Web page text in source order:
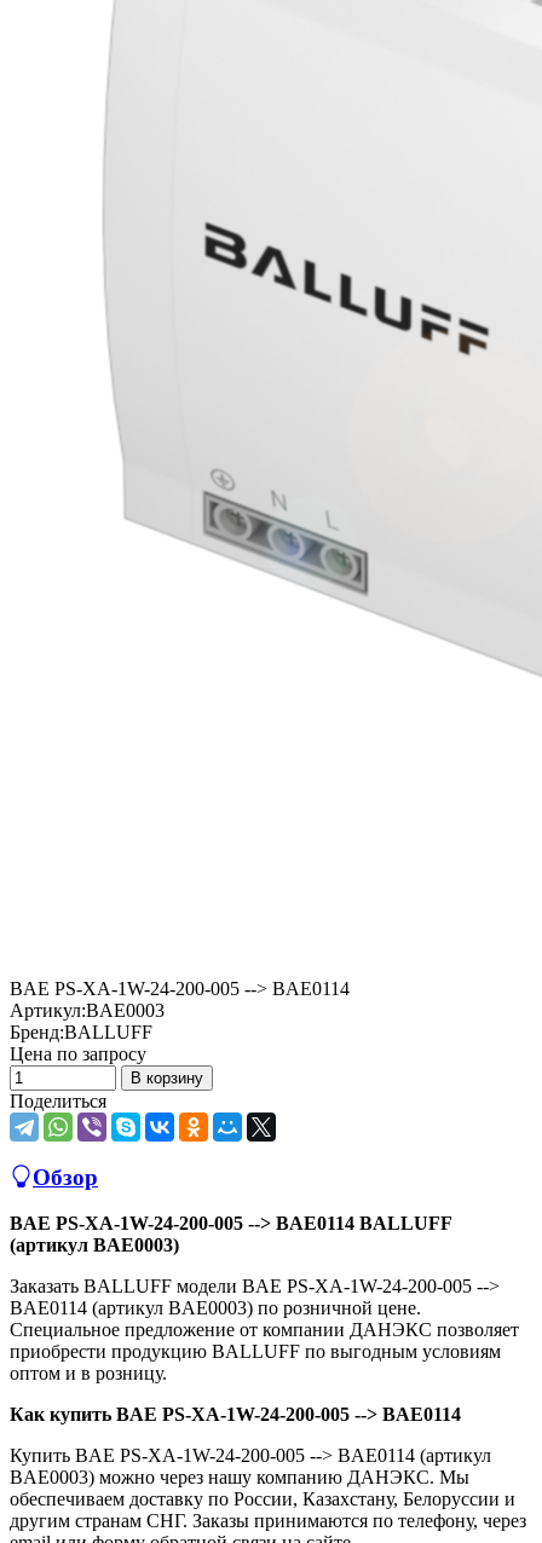
BAE PS-XA-1W-24-200-005 --> BAE0114
Артикул:BAE0003
Бренд:BALLUFF
Цена по запросу
В корзину
Поделиться
Обзор
BAE PS-XA-1W-24-200-005 --> BAE0114 BALLUFF
(артикул BAE0003)
Заказать BALLUFF модели BAE PS-XA-1W-24-200-005 -->
BAE0114 (артикул BAE0003) по розничной цене.
Специальное предложение от компании ДАНЭКС позволяет
приобрести продукцию BALLUFF по выгодным условиям
оптом и в розницу.
Как купить BAE PS-XA-1W-24-200-005 --> BAE0114
Купить BAE PS-XA-1W-24-200-005 --> BAE0114 (артикул
BAE0003) можно через нашу компанию ДАНЭКС. Мы
обеспечиваем доставку по России, Казахстану, Белоруссии и
другим странам СНГ. Заказы принимаются по телефону, через